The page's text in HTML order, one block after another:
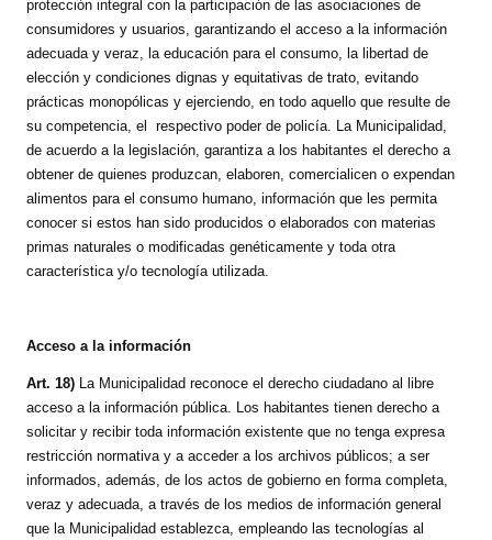
protección integral con la participación de las asociaciones de
consumidores y usuarios, garantizando el acceso a la información
adecuada y veraz, la educación para el consumo, la libertad de
elección y condiciones dignas y equitativas de trato, evitando
prácticas monopólicas y ejerciendo, en todo aquello que resulte de
su competencia, el respectivo poder de policía. La Municipalidad,
de acuerdo a la legislación, garantiza a los habitantes el derecho a
obtener de quienes produzcan, elaboren, comercialicen o expendan
alimentos para el consumo humano, información que les permita
conocer si estos han sido producidos o elaborados con materias
primas naturales o modificadas genéticamente y toda otra
característica y/o tecnología utilizada.
Acceso a la información
Art. 18) La Municipalidad reconoce el derecho ciudadano al libre
acceso a la información pública. Los habitantes tienen derecho a
solicitar y recibir toda información existente que no tenga expresa
restricción normativa y a acceder a los archivos públicos; a ser
informados, además, de los actos de gobierno en forma completa,
veraz y adecuada, a través de los medios de información general
que la Municipalidad establezca, empleando las tecnologías al